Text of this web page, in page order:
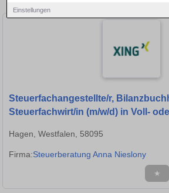
Einstellungen
Steuerfachangestellte/r,
Steuerfachwirt/in (m/w/d) in Voll-
Hagen, Westfalen, 58095
Firma:Steuerberatung Anna Nieslony
★